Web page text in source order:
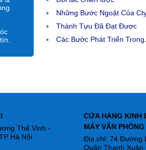
Những Bước Ngoặt Của
Thành Tựu Đã Đạt Được
Các Bước Phát Triển
Thế Vinh -
Hà Nội
CỬA HÀNG KINH
MÁY VĂN PHÒNG
Địa chỉ: 74 Đường
Quận Thanh Xuân